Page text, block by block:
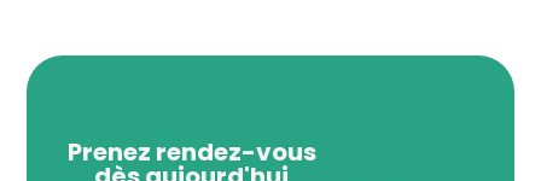
Prenez rendez-vous